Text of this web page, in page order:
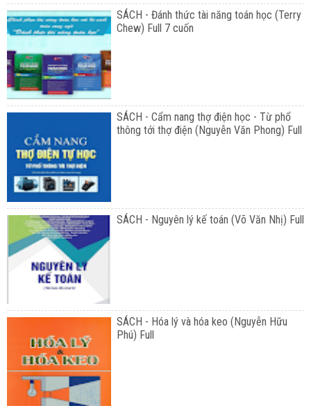
SÁCH - Đánh thức tài năng toán học (Terry
Chew) Full 7 cuốn
SÁCH - Cẩm nang thợ điện học - Từ phổ
thông tới thợ điện (Nguyễn Văn Phong) Full
SÁCH - Nguyên lý kế toán (Võ Văn Nhị) Full
SÁCH - Hóa lý và hóa keo (Nguyễn Hữu
Phú) Full